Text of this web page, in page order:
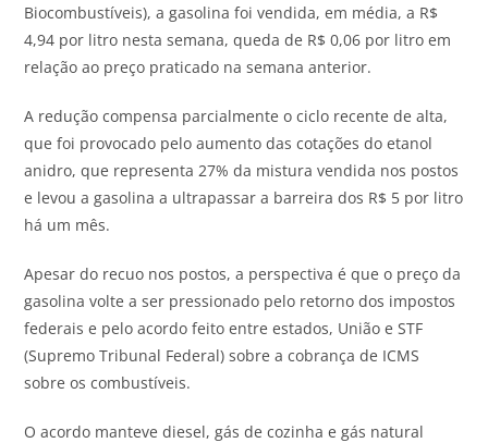
Biocombustíveis), a gasolina foi vendida, em média, a R$
4,94 por litro nesta semana, queda de R$ 0,06 por litro em
relação ao preço praticado na semana anterior.
A redução compensa parcialmente o ciclo recente de alta,
que foi provocado pelo aumento das cotações do etanol
anidro, que representa 27% da mistura vendida nos postos
e levou a gasolina a ultrapassar a barreira dos R$ 5 por litro
há um mês.
Apesar do recuo nos postos, a perspectiva é que o preço da
gasolina volte a ser pressionado pelo retorno dos impostos
federais e pelo acordo feito entre estados, União e STF
(Supremo Tribunal Federal) sobre a cobrança de ICMS
sobre os combustíveis.
O acordo manteve diesel, gás de cozinha e gás natural